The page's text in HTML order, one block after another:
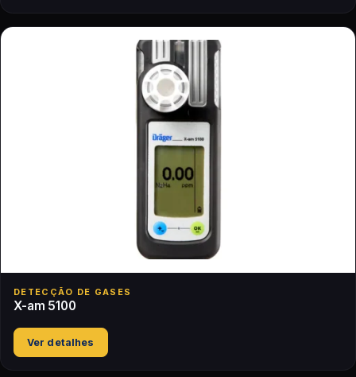
DETECÇÃO DE GASES
X-am 5100
Ver detalhes